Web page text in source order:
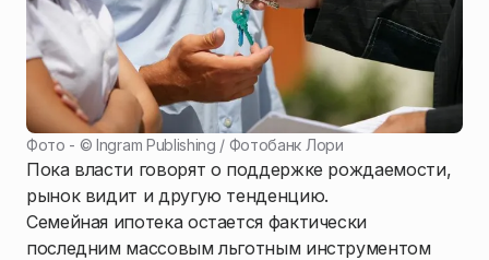
Фото - ©Ingram Publishing / Фотобанк Лори
Пока власти говорят о поддержке рождаемости,
рынок видит и другую тенденцию.
Семейная ипотека остается фактически
последним массовым льготным инструментом